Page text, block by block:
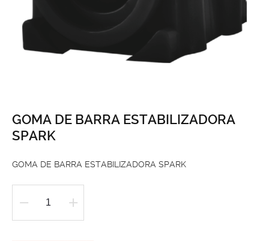
GOMA DE BARRA ESTABILIZADORA
SPARK
GOMA DE BARRA ESTABILIZADORA SPARK
GOMA